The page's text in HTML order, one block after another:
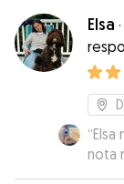
los
Elsa ·
“Elsa
nota